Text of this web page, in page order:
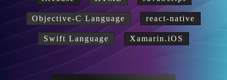
Objective-C Language react-native
Swift Language Xamarin.iOS